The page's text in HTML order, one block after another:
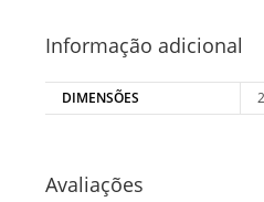
Informação adicional
DIMENSÕES
Avaliações